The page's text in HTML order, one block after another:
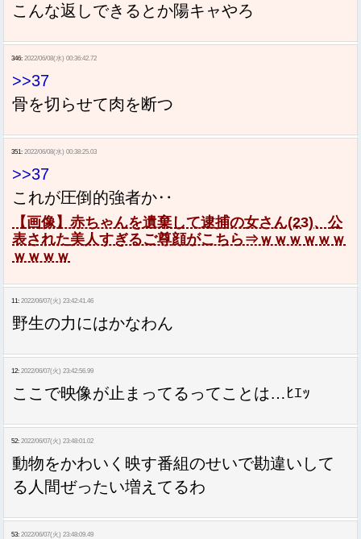
こんな返しできるとか陽キャやろ
346: 2022/06/08(水) 00:36:42.72
>>37
骨を切らせて肉を断つ
351: 2022/06/08(水) 00:38:25.03
>>37
これが圧倒的強者か‥
【画像】赤ちゃんを遺棄して逮捕の女さん(23)、公
表された美人すぎるご尊顔がこちら⇒ｗｗｗｗｗｗ
ｗｗｗｗ
11: 2022/06/07(火) 23:42:41.46
野生の力にはかなわん
12: 2022/06/07(火) 23:42:56.99
ここで映像が止まってるってことは…ﾋｴｯ
52: 2022/06/07(火) 23:48:01.02
動物をかわいく映す番組のせいで勘違いして
る人間ぜったい増えてるわ
53: 2022/06/07(火) 23:48:09.49